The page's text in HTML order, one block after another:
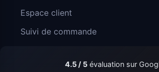
Espace client
Suivi de commande
4.5 / 5 évaluation sur